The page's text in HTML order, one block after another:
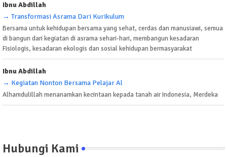
Ibnu Abdillah
→ Transformasi Asrama Dari Kurikulum
Bersama untuk kehidupan bersama yang sehat, cerdas dan manusiawi, semua
di bangun dari kegiatan di asrama sehari-hari, membangun kesadaran
Fisiologis, kesadaran ekologis dan sosial kehidupan bermasyarakat
Ibnu Abdillah
→ Kegiatan Nonton Bersama Pelajar Al
Alhamdulillah menanamkan kecintaan kepada tanah air Indonesia, Merdeka
Hubungi Kami